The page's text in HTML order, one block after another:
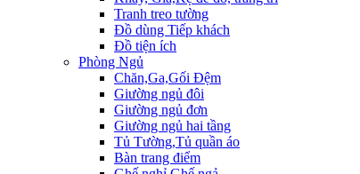
Tranh treo tường
Đồ dùng Tiếp khách
Đồ tiện ích
Phòng Ngủ
Chăn,Ga,Gối Đệm
Giường ngủ đôi
Giường ngủ đơn
Giường ngủ hai tầng
Tủ Tường,Tủ quần áo
Bàn trang điểm